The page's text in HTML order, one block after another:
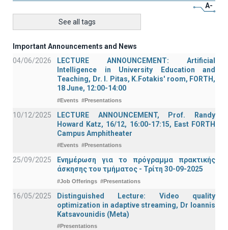
A-
See all tags
Important Announcements and News
04/06/2026
LECTURE ANNOUNCEMENT: Artificial
Intelligence in University Education and
Teaching, Dr. I. Pitas, K.Fotakis' room, FORTH,
18 June, 12:00-14:00
#Events #Presentations
10/12/2025
LECTURE ANNOUNCEMENT, Prof. Randy
Howard Katz, 16/12, 16:00-17:15, East FORTH
Campus Amphitheater
#Events #Presentations
25/09/2025
Ενημέρωση για το πρόγραμμα πρακτικής
άσκησης του τμήματος - Τρίτη 30-09-2025
#Job Offerings #Presentations
16/05/2025
Distinguished Lecture: Video quality
optimization in adaptive streaming, Dr Ioannis
Katsavounidis (Meta)
#Presentations